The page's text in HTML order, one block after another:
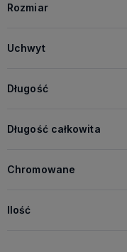
Rozmiar
Uchwyt
Długość
Długość całkowita
Chromowane
Ilość